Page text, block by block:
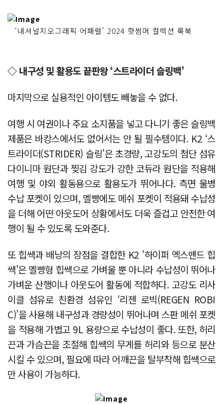
‘내셔널지오그래픽 어패럴’ 2024 핫썸머 컬렉션 룩북
◇ 내구성 및 활용도 끝판왕 ‘스트라이더 슬링백’
마지막으로 실용적인 아이템도 빼놓을 수 없다.
여행 시 여권이나 주요 소지품을 넣고 다니기 좋은 슬링백
제품은 바캉스에서도 없어서는 안 될 필수템이다. K2 ‘스
트라이더(STRIDER) 슬링’은 초경량, 고강도의 첨단 섬유
다이니마 원단과 찢김 강도가 강한 코듀라 원단을 적용해
여행 및 야외 활동용으로 활용도가 뛰어나다. 측면 물병
수납 포켓이 있으며, 멜빵에도 메쉬 포켓이 적용돼 수납성
을 더해 어떤 아웃도어 상황에서도 더욱 즐겁고 안전한 여
행이 될 수 있도록 도와준다.
또 힙쌕과 배낭의 장점을 결합한 K2 '하이퍼 엑스밴드 힙
쌕'은 멜빵형 힙쌕으로 가벼울 뿐 아니라 수납성이 뛰어나
가벼운 산행이나 아웃도어 활동에 적합하다. 고강도 리사
이클 섬유로 친환경 섬유인 ‘리젠 로빅(REGEN ROBI
C)’을 사용해 내구성과 경량성이 뛰어나며 스판 메쉬 포켓
을 적용해 가볍고 9L 용량으로 수납성이 좋다. 또한, 허리
끈과 가슴끈을 조절해 힙쌕의 무게를 허리와 등으로 분산
시킬 수 있으며, 필요에 따라 어깨끈을 탈부착해 힙쌕으로
만 사용이 가능하다.